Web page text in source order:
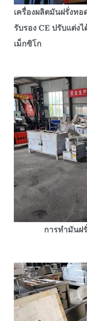
เครื่องผลิตมันฝรั่งท
รับรอง CE ปรับแต่ง
เม็กซิโก
การทำมันฝ